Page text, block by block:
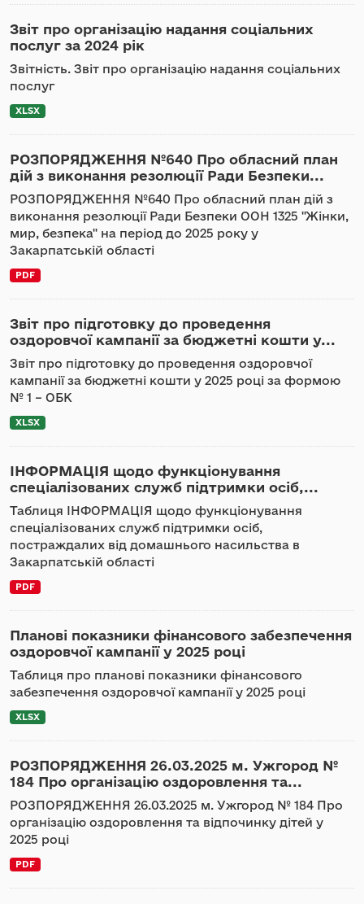
Звіт про організацію надання соціальних
послуг за 2024 pік
Звітність. Звіт про організацію надання соціальних
послуг
XLSX
РОЗПОРЯДЖЕННЯ №640 Про обласний план
дій з виконання резолюції Ради Безпеки...
РОЗПОРЯДЖЕННЯ №640 Про обласний план дій з
виконання резолюції Ради Безпеки ООН 1325 "Жінки,
мир, безпека" на період до 2025 року у
Закарпатській області
PDF
Звіт про підготовку до проведення
оздоровчої кампанії за бюджетні кошти у...
Звіт про підготовку до проведення оздоровчої
кампанії за бюджетні кошти у 2025 році за формою
№ 1 – ОБК
XLSX
ІНФОРМАЦІЯ щодо функціонування
спеціалізованих служб підтримки осіб,...
Таблиця ІНФОРМАЦІЯ щодо функціонування
спеціалізованих служб підтримки осіб,
постраждалих від домашнього насильства в
Закарпатській області
PDF
Планові показники фінансового забезпечення
оздоровчої кампанії у 2025 році
Таблиця про планові показники фінансового
забезпечення оздоровчої кампанії у 2025 році
XLSX
РОЗПОРЯДЖЕННЯ 26.03.2025 м. Ужгород №
184 Про організацію оздоровлення та...
РОЗПОРЯДЖЕННЯ 26.03.2025 м. Ужгород № 184 Про
організацію оздоровлення та відпочинку дітей у
2025 році
PDF